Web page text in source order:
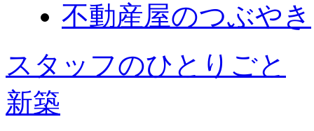
不動産屋のつぶやき
スタッフのひとりごと
新築